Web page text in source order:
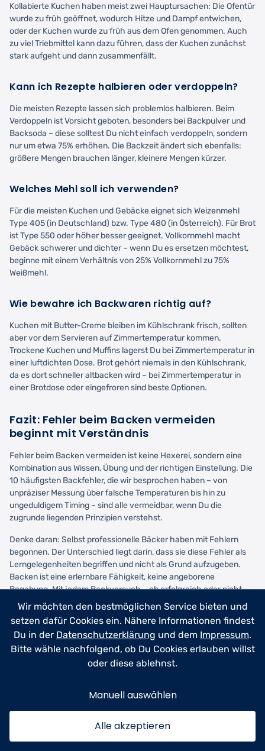
Kollabierte Kuchen haben meist zwei Hauptursachen: Die Ofentür
wurde zu früh geöffnet, wodurch Hitze und Dampf entwichen,
oder der Kuchen wurde zu früh aus dem Ofen genommen. Auch
zu viel Triebmittel kann dazu führen, dass der Kuchen zunächst
stark aufgeht und dann zusammenfällt.
Kann ich Rezepte halbieren oder verdoppeln?
Die meisten Rezepte lassen sich problemlos halbieren. Beim
Verdoppeln ist Vorsicht geboten, besonders bei Backpulver und
Backsoda – diese solltest Du nicht einfach verdoppeln, sondern
nur um etwa 75% erhöhen. Die Backzeit ändert sich ebenfalls:
größere Mengen brauchen länger, kleinere Mengen kürzer.
Welches Mehl soll ich verwenden?
Für die meisten Kuchen und Gebäcke eignet sich Weizenmehl
Type 405 (in Deutschland) bzw. Type 480 (in Österreich). Für Brot
ist Type 550 oder höher besser geeignet. Vollkornmehl macht
Gebäck schwerer und dichter – wenn Du es ersetzen möchtest,
beginne mit einem Verhältnis von 25% Vollkornmehl zu 75%
Weißmehl.
Wie bewahre ich Backwaren richtig auf?
Kuchen mit Butter-Creme bleiben im Kühlschrank frisch, sollten
aber vor dem Servieren auf Zimmertemperatur kommen.
Trockene Kuchen und Muffins lagerst Du bei Zimmertemperatur in
einer luftdichten Dose. Brot gehört niemals in den Kühlschrank,
da es dort schneller altbacken wird – bei Zimmertemperatur in
einer Brotdose oder eingefroren sind beste Optionen.
Fazit: Fehler beim Backen vermeiden
beginnt mit Verständnis
Fehler beim Backen vermeiden ist keine Hexerei, sondern eine
Kombination aus Wissen, Übung und der richtigen Einstellung. Die
10 häufigsten Backfehler, die wir besprochen haben – von
unpräziser Messung über falsche Temperaturen bis hin zu
ungeduldigem Timing – sind alle vermeidbar, wenn Du die
zugrunde liegenden Prinzipien verstehst.
Denke daran: Selbst professionelle Bäcker haben mit Fehlern
begonnen. Der Unterschied liegt darin, dass sie diese Fehler als
Lerngelegenheiten begriffen und nicht als Grund aufzugeben.
Backen ist eine erlernbare Fähigkeit, keine angeborene
Begabung. Mit jedem Backversuch – ob erfolgreich oder nicht –
lernst Du mehr über die Wissenschaft hinter dem Backen.
Beginne mit einfachen Rezepten, investiere in grundlegende
Werkzeuge wie eine Küchenwaage und ein Ofenthermometer, und
vor allem: Habe Geduld mit Dir selbst. Die Backtipps für Anfänger
aus diesem Artikel geben Dir eine solide Grundlage, aber wahre
mit dem neuen Wissen bist Du bestens gerüstet, häufige
Backfehler zu vermeiden und köstliche Ergebnisse zu erzielen.
Die Freude am Backen entsteht nicht aus Perfektion, sondern aus
dem Prozess selbst. Also lass Dich nicht von vergangenen
Wir möchten den bestmöglichen Service bieten und
setzen dafür Cookies ein. Nähere Informationen findest
Du in der Datenschutzerklärung und dem Impressum.
Bitte wähle nachfolgend, ob Du Cookies erlauben willst
oder diese ablehnst.
Manuell auswählen
Alle akzeptieren